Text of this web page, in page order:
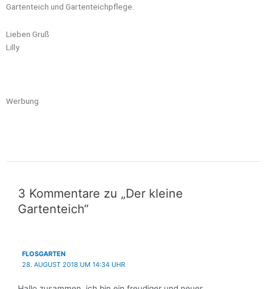
Gartenteich und Gartenteichpflege.
Lieben Gruß
Lilly
Werbung
3 Kommentare zu „Der kleine
Gartenteich“
FLOSGARTEN
28. AUGUST 2018 UM 14:34 UHR